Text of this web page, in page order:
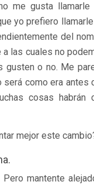
me gusta llamarle
yo prefiero
del
las cuales no
o no. Me
como era antes
cosas habrán
mejor este
mantente